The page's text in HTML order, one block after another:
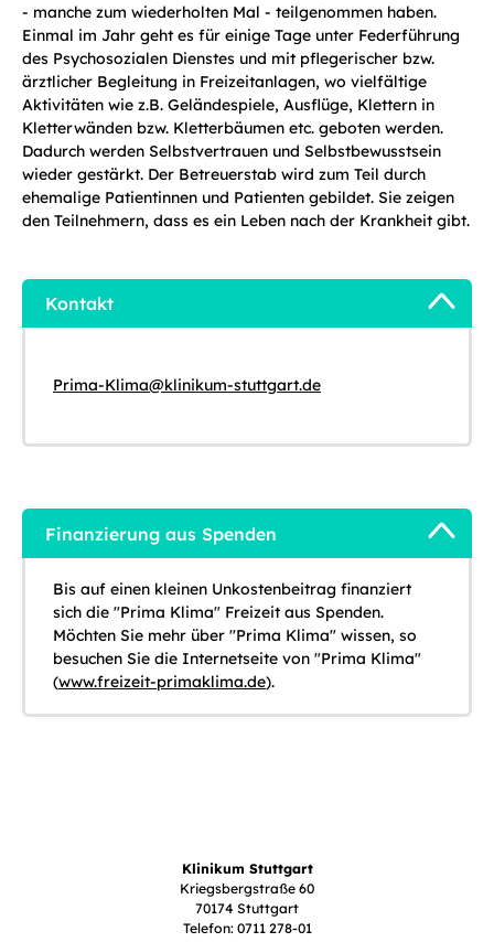
- manche zum wiederholten Mal - teilgenommen haben.
Einmal im Jahr geht es für einige Tage unter Federführung
des Psychosozialen Dienstes und mit pflegerischer bzw.
ärztlicher Begleitung in Freizeitanlagen, wo vielfältige
Aktivitäten wie z.B. Geländespiele, Ausflüge, Klettern in
Kletterwänden bzw. Kletterbäumen etc. geboten werden.
Dadurch werden Selbstvertrauen und Selbstbewusstsein
wieder gestärkt. Der Betreuerstab wird zum Teil durch
ehemalige Patientinnen und Patienten gebildet. Sie zeigen
den Teilnehmern, dass es ein Leben nach der Krankheit gibt.
Kontakt
Prima-Klima@klinikum-stuttgart.de
Finanzierung aus Spenden
Bis auf einen kleinen Unkostenbeitrag finanziert
sich die "Prima Klima" Freizeit aus Spenden.
Möchten Sie mehr über "Prima Klima" wissen, so
besuchen Sie die Internetseite von "Prima Klima"
(www.freizeit-primaklima.de).
Klinikum Stuttgart
Kriegsbergstraße 60
70174 Stuttgart
Telefon: 0711 278-01